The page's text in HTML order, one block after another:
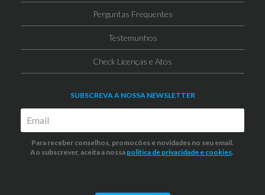
Perguntas Frequentes
Testemunhos
Check Licenças e Atos
SUBSCREVA A NOSSA NEWSLETTER
Para receber conselhos, promocões e novidades no seu email.
Ao subscrever, aceita a nossa politica de privacidade e cookies.